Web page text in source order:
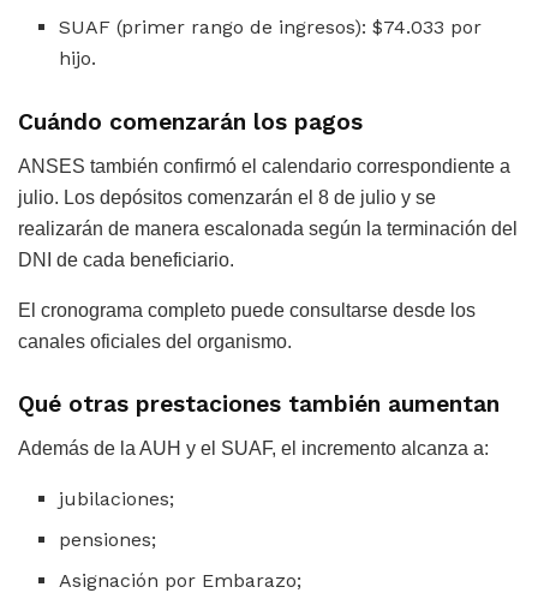
SUAF (primer rango de ingresos): $74.033 por
hijo.
Cuándo comenzarán los pagos
ANSES también confirmó el calendario correspondiente a
julio. Los depósitos comenzarán el 8 de julio y se
realizarán de manera escalonada según la terminación del
DNI de cada beneficiario.
El cronograma completo puede consultarse desde los
canales oficiales del organismo.
Qué otras prestaciones también aumentan
Además de la AUH y el SUAF, el incremento alcanza a:
jubilaciones;
pensiones;
Asignación por Embarazo;